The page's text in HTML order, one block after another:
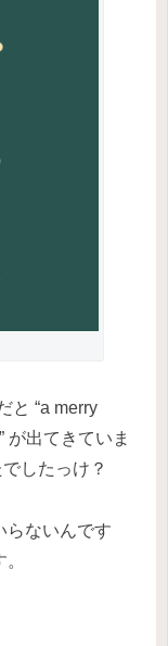
“a merry
が出てきていま
したっけ？
らないんです